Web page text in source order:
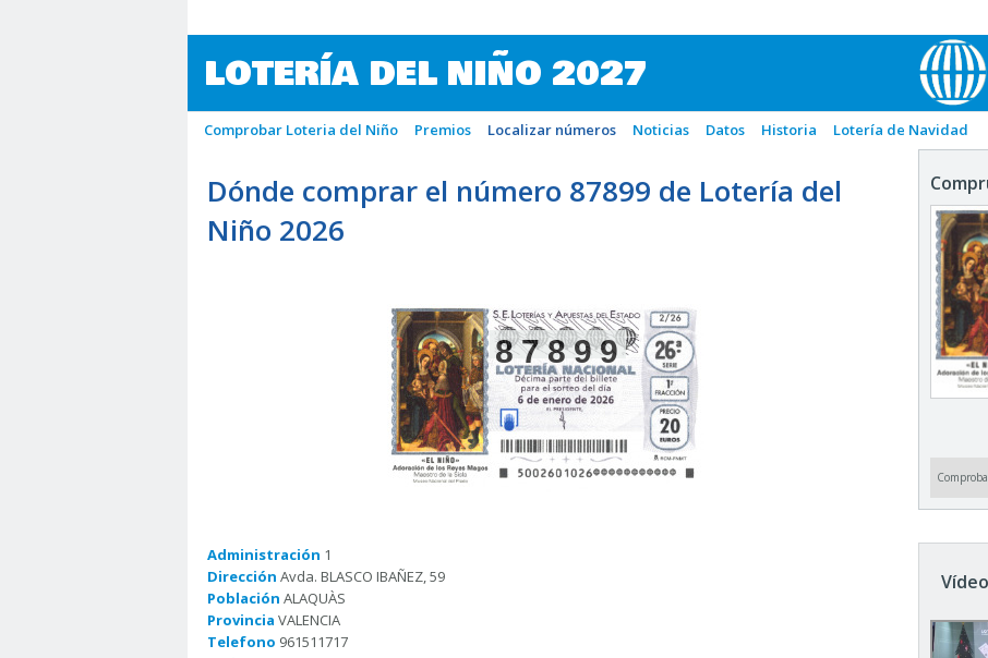
LOTERÍA DEL NIÑO 2027
Comprobar Loteria del Niño Premios Localizar números Noticias Datos Historia Lotería de Navidad
Dónde comprar el número 87899 de Lotería del
Niño 2026
87899
Administración 1
Dirección Avda. BLASCO IBAÑEZ, 59
Población ALAQUÀS
Provincia VALENCIA
Telefono 961511717